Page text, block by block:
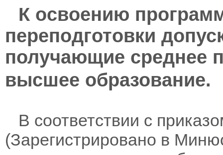
К освоению
переподготовки
получающие среднее
высшее образование.
В соответствии с
(Зарегистрировано в